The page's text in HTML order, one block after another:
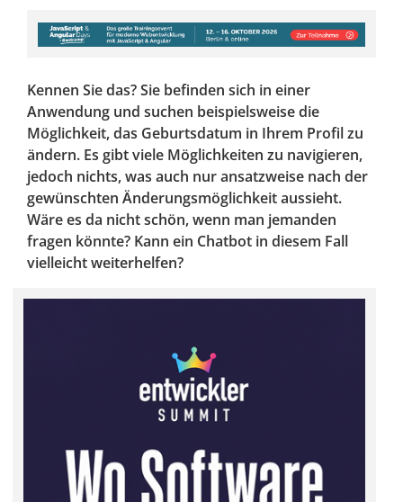
Kennen Sie das? Sie befinden sich in einer
Anwendung und suchen beispielsweise die
Möglichkeit, das Geburtsdatum in Ihrem Profil zu
ändern. Es gibt viele Möglichkeiten zu navigieren,
jedoch nichts, was auch nur ansatzweise nach der
gewünschten Änderungsmöglichkeit aussieht.
Wäre es da nicht schön, wenn man jemanden
fragen könnte? Kann ein Chatbot in diesem Fall
vielleicht weiterhelfen?